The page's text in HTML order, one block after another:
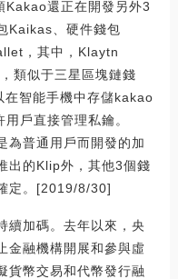
Kakao還正在開發另外3
Kaikas、硬件錢包
，其中，Klaytn
類似于三星區塊鏈錢
智能手機中存儲kakao
戶直接管理私鑰。
為普通用戶而開發的加
出的Klip外，其他3個錢
定。[2019/8/30]
續加碼。去年以來，央
金融機構開展和參與虛
貨幣交易和代幣發行融